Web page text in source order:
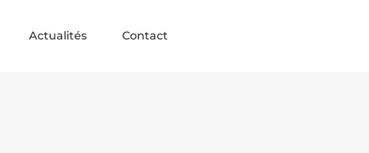
Actualités Contact